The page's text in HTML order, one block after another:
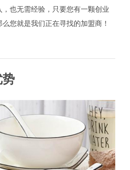
也无需经验，只要您有一颗创业
您就是我们正在寻找的加盟商！